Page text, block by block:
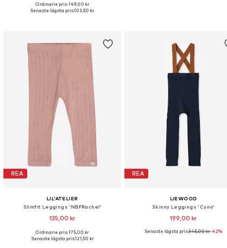
+5
Tillgänglig i många storlekar
Ordinarie pris: 149,00 kr
Senaste lägsta pris:103,50 kr
REA
LIL'ATELIER
Slimfit Leggings 'NBFRachel'
135,00 kr
Ordinarie pris: 175,00 kr
Senaste lägsta pris:121,50 kr
REA
LIEWOOD
Skinny Leggings 'Cuno'
199,00 kr
Tillgängliga storlekar: 62-68, 74-80
Senaste lägsta pris:345,00 kr-42%